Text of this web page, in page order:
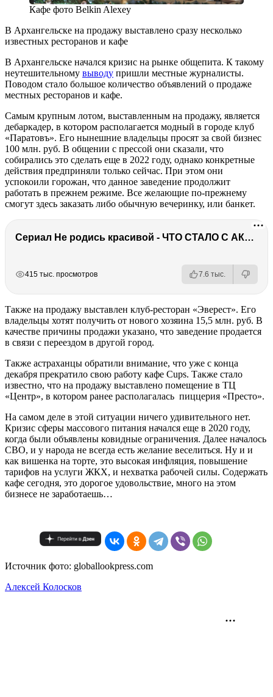
Кафе фото Belkin Alexey
В Архангельске на продажу выставлено сразу несколько
известных ресторанов и кафе
В Архангельске начался кризис на рынке общепита. К такому
неутешительному выводу пришли местные журналисты.
Поводом стало большое количество объявлений о продаже
местных ресторанов и кафе.
Самым крупным лотом, выставленным на продажу, является
дебаркадер, в котором располагается модный в городе клуб
«Паратовъ». Его нынешние владельцы просят за свой бизнес
100 млн. руб. В общении с прессой они сказали, что
собирались это сделать еще в 2022 году, однако конкретные
действия предприняли только сейчас. При этом они
успокоили горожан, что данное заведение продолжит
работать в прежнем режиме. Все желающие по-прежнему
смогут здесь заказать либо обычную вечеринку, или банкет.
Сериал Не родись красивой - ЧТО СТАЛО С АКТЕРАМИ? Смерть, тюрьма и красота
415 тыс. просмотров 7.6 тыс.
Также на продажу выставлен клуб-ресторан «Эверест». Его
владельцы хотят получить от нового хозяина 15,5 млн. руб. В
качестве причины продажи указано, что заведение продается
в связи с переездом в другой город.
Также астраханцы обратили внимание, что уже с конца
декабря прекратило свою работу кафе Cups. Также стало
известно, что на продажу выставлено помещение в ТЦ
«Центр», в котором ранее располагалась пиццерия «Престо».
На самом деле в этой ситуации ничего удивительного нет.
Кризис сферы массового питания начался еще в 2020 году,
когда были объявлены ковидные ограничения. Далее началось
СВО, и у народа не всегда есть желание веселиться. Ну и и
как вишенка на торте, это высокая инфляция, повышение
тарифов на услуги ЖКХ, и нехватка рабочей силы. Содержать
кафе сегодня, это дорогое удовольствие, много на этом
бизнесе не заработаешь…
Источник фото: globallookpress.com
Алексей Колосков